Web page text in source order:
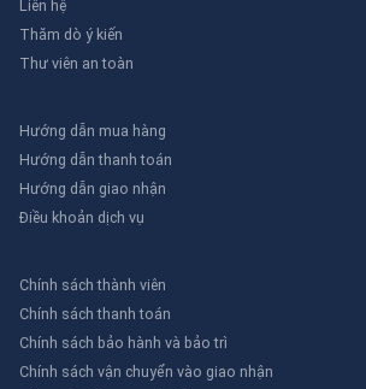
Liên hệ
Thăm dò ý kiến
Thư viên an toàn
Hướng dẫn mua hàng
Hướng dẫn thanh toán
Hướng dẫn giao nhận
Điều khoản dịch vụ
Chính sách thành viên
Chính sách thanh toán
Chính sách bảo hành và bảo trì
Chính sách vận chuyển vào giao nhận